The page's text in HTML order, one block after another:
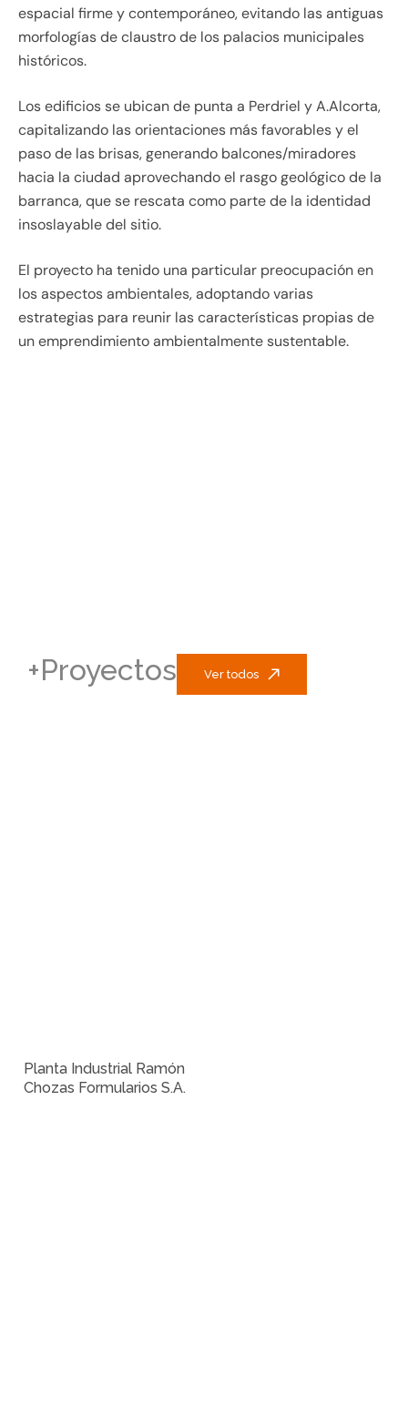
espacial firme y contemporáneo, evitando las antiguas
morfologías de claustro de los palacios municipales
históricos.
Los edificios se ubican de punta a Perdriel y A.Alcorta,
capitalizando las orientaciones más favorables y el
paso de las brisas, generando balcones/miradores
hacia la ciudad aprovechando el rasgo geológico de la
barranca, que se rescata como parte de la identidad
insoslayable del sitio.
El proyecto ha tenido una particular preocupación en
los aspectos ambientales, adoptando varias
estrategias para reunir las características propias de
un emprendimiento ambientalmente sustentable.
+Proyectos Ver todos
Planta Industrial Ramón
Chozas Formularios S.A.